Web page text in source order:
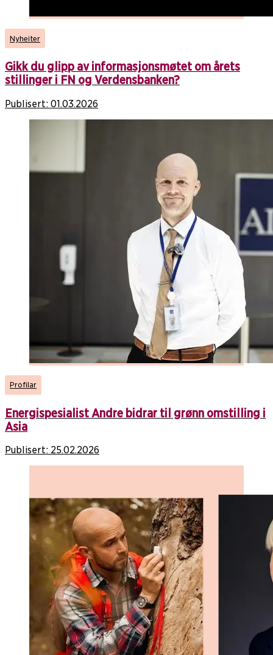
Nyheiter
Gikk du glipp av informasjonsmøtet om årets
stillinger i FN og Verdensbanken?
Publisert: 01.03.2026
Profilar
Energispesialist Andre bidrar til grønn omstilling i
Asia
Publisert: 25.02.2026